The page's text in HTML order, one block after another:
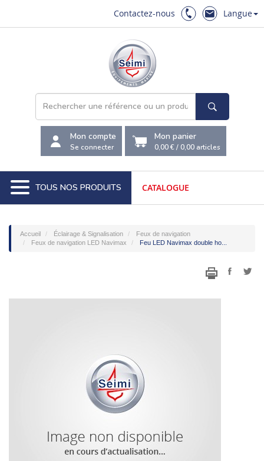
Contactez-nous Langue
Mon compte
Se connecter
Mon panier
0,00 €/0,00 articles
TOUS NOS PRODUITS CATALOGUE
Accueil Éclairage & Signalisation
Feux de navigation
Feux de navigation LED Navimax
Feu LED Navimax double ho...